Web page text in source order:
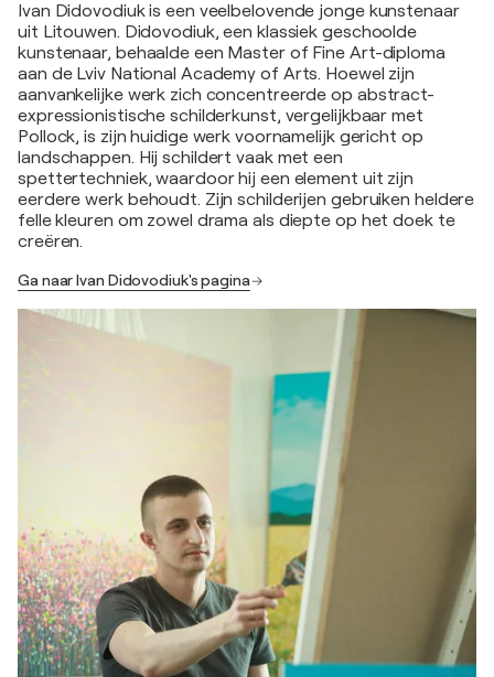
Ivan Didovodiuk is een veelbelovende jonge kunstenaar
uit Litouwen. Didovodiuk, een klassiek geschoolde
kunstenaar, behaalde een Master of Fine Art-diploma
aan de Lviv National Academy of Arts. Hoewel zijn
aanvankelijke werk zich concentreerde op abstract-
expressionistische schilderkunst, vergelijkbaar met
Pollock, is zijn huidige werk voornamelijk gericht op
landschappen. Hij schildert vaak met een
spettertechniek, waardoor hij een element uit zijn
eerdere werk behoudt. Zijn schilderijen gebruiken heldere
felle kleuren om zowel drama als diepte op het doek te
creëren.
Ga naar Ivan Didovodiuk's pagina